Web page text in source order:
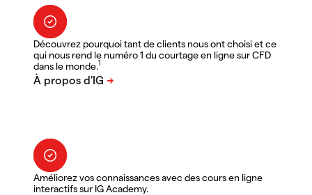
Découvrez pourquoi tant de clients nous ont choisi et ce
qui nous rend le numéro 1 du courtage en ligne sur CFD
dans le monde.1
Améliorez vos connaissances avec des cours en ligne
interactifs sur IG Academy.